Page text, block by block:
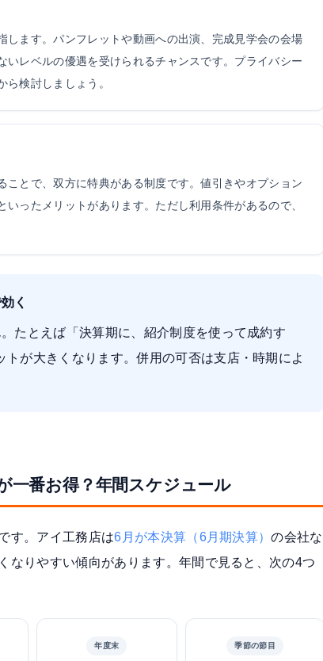
ます。パンフレットや動画への出演、完成見学会の会場
レベルの優遇を受けられるチャンスです。プライバシー
検討しましょう。
とで、双方に特典がある制度です。値引きやオプション
ったメリットがあります。ただし利用条件があるので、
く
たとえば「決算期に、紹介制度を使って成約す
が大きくなります。併用の可否は支店・時期によ
一番お得？年間スケジュール
す。アイ工務店は6月が本決算（6月期決算）の会社な
なりやすい傾向があります。年間で見ると、次の4つ
年度末 季節の節目